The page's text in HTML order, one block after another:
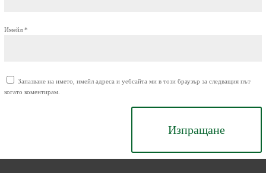
Имейл *
Запазване на името, имейл адреса и уебсайта ми в този браузър за следващия път
когато коментирам.
Изпращане